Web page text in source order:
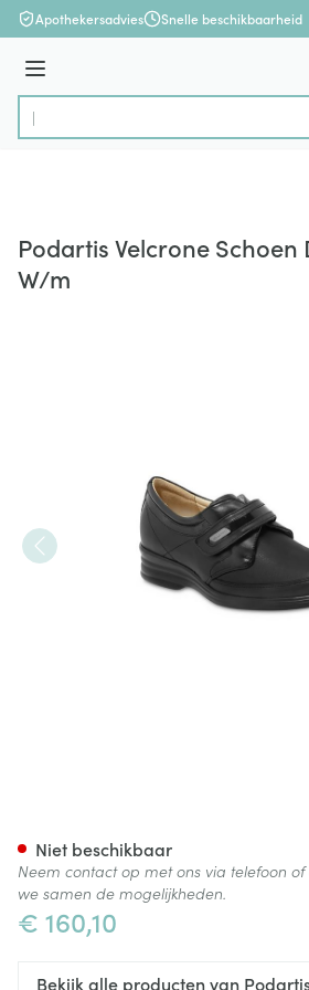
Ga naar de inhoud
Apothekersadvies Snelle beschikbaarheid
Menu
Product, merk, categorie...
Podartis Velcrone Schoen
W/m
€ 160,10
Niet beschikbaar
Neem contact op met ons via telefoon
we samen de mogelijkheden.
Bekijk alle producten van